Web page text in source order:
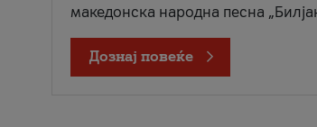
македонска народна песна
Дознај повеќе